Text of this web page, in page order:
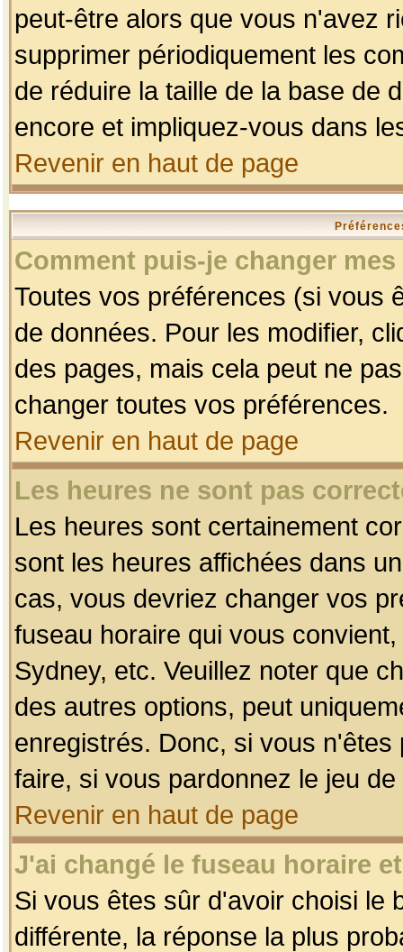
peut-être alors que vous n'avez
supprimer périodiquement les
de réduire la taille de la base de
encore et impliquez-vous dans
Revenir en haut de page
Comment puis-je changer
Toutes vos préférences (si vous
de données. Pour les modifier,
des pages, mais cela peut ne
changer toutes vos préférences.
Revenir en haut de page
Les heures ne sont pas
Les heures sont certainement
sont les heures affichées dans
cas, vous devriez changer vos
fuseau horaire qui vous
Sydney, etc. Veuillez noter que
des autres options, peut
enregistrés. Donc, si vous
faire, si vous pardonnez le jeu
Revenir en haut de page
J'ai changé le fuseau horaire
Si vous êtes sûr d'avoir choisi le
différente, la réponse la plus